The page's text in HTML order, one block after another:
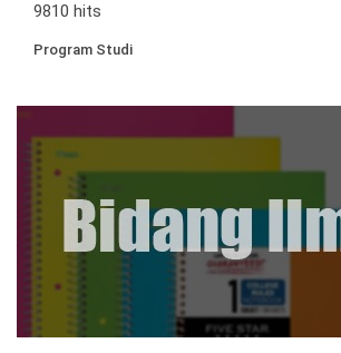
9810 hits
Program Studi